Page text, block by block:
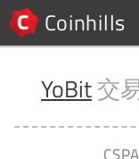
Coinhills
YoBit交